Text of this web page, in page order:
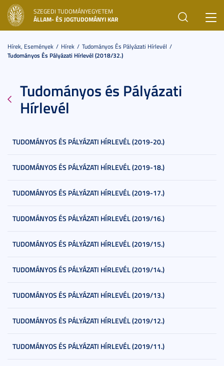
SZEGEDI TUDOMÁNYEGYETEM
ÁLLAM- ÉS JOGTUDOMÁNYI KAR
Hírek, Események Hírek
Tudományos És Pályázati Hírlevél
Tudományos És Pályázati Hírlevél (2018/32.)
Tudományos és Pályázati
Hírlevél
TUDOMÁNYOS ÉS PÁLYÁZATI HÍRLEVÉL (2019-20.)
TUDOMÁNYOS ÉS PÁLYÁZATI HÍRLEVÉL (2019-18.)
TUDOMÁNYOS ÉS PÁLYÁZATI HÍRLEVÉL (2019-17.)
TUDOMÁNYOS ÉS PÁLYÁZATI HÍRLEVÉL (2019/16.)
TUDOMÁNYOS ÉS PÁLYÁZATI HÍRLEVÉL (2019/15.)
TUDOMÁNYOS ÉS PÁLYÁZATI HÍRLEVÉL (2019/14.)
TUDOMÁNYOS ÉS PÁLYÁZATI HÍRLEVÉL (2019/13.)
TUDOMÁNYOS ÉS PÁLYÁZATI HÍRLEVÉL (2019/12.)
TUDOMÁNYOS ÉS PÁLYÁZATI HÍRLEVÉL (2019/11.)